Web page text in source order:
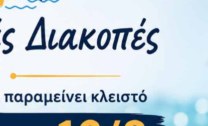
4G
Ναι
Ναι 5.2, A2DP, LE
Όχι